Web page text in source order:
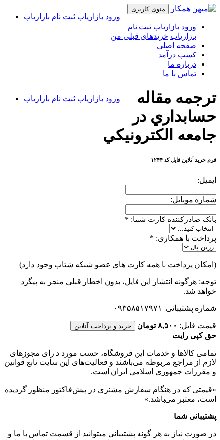
منوی کاربری
ورود بازاریاب ثبت نام بازاریاب
ورود بازاریاب ثبت نام
بازاریاب خریدهای قبلی من
صفحه اصلی
کسب درآمد
درباره ما
تماس با ما
ورود بازاریاب ثبت نام بازاریاب
ترجمه مقاله
حسابداري در
جامعه الكترونيكي
فرم خرید آنلاین فایل کد ۱۲۴۴
ایمیل:
شماره موبایل:
بانک صادرکننده کارت شما: *
پرداخت با همکاری: *
(امکان پرداخت با همه کارت های عضو شبکه شتاب وجود دارد)
توجه: هرگونه انتشار این فایل، بدون اخطار قبلی منجر به پیگرد
خواهد شد.
شماره پشتیبانی: ۰۹۳۵۸۵۱۷۹۷۱
قیمت فایل: ۸,۵۰۰ تومان خرید و پرداخت آنلاین
حق کپی رایت
تمامی كالاها و خدمات اين فروشگاه، حسب مورد دارای مجوزهای
لازم از مراجع مربوطه می‌باشند و فعاليت‌های اين سايت تابع قوانين
و مقررات جمهوری اسلامی ايران است.
«قیمتی که در هنگام سفارش مشتری در پیش‌­فاکتور منظور گرديده
است، معتبر می‌باشد.»
پشتیبانی شما
در صورت نیاز به هر گونه پشتیبانی میتوانید از قسمت تماس با ما و